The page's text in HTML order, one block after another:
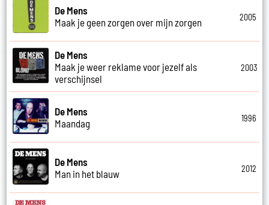
De Mens
Maak je geen zorgen over mijn zorgen
2005
De Mens
Maak je weer reklame voor jezelf als
verschijnsel
2003
De Mens
Maandag
1996
De Mens
Man in het blauw
2012